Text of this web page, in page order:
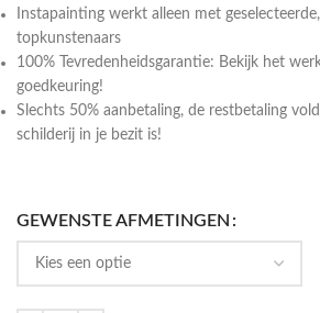
Instapainting werkt alleen met
topkunstenaars
100% Tevredenheidsgarantie: Bekijk het
goedkeuring!
Slechts 50% aanbetaling, de restbetaling
schilderij in je bezit is!
GEWENSTE AFMETINGEN